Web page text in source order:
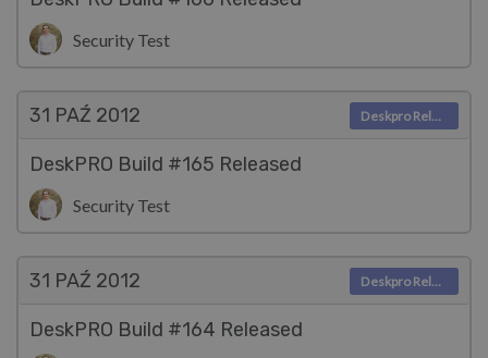
Security Test
31 PAŹ 2012
DeskPRO Build #165 Released
Security Test
Deskpro Releases
31 PAŹ 2012
DeskPRO Build #164 Released
Deskpro Releases